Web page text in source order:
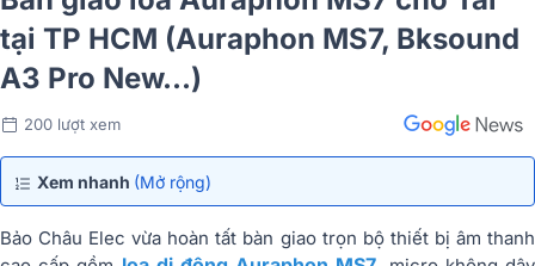
tại TP HCM (Auraphon MS7, Bksound
A3 Pro New...)
200 lượt xem
Xem nhanh (Mở rộng)
Bảo Châu Elec vừa hoàn tất bàn giao trọn bộ thiết bị âm thanh